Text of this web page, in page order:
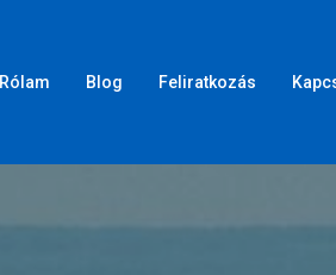
Rólam Blog Feliratkozás